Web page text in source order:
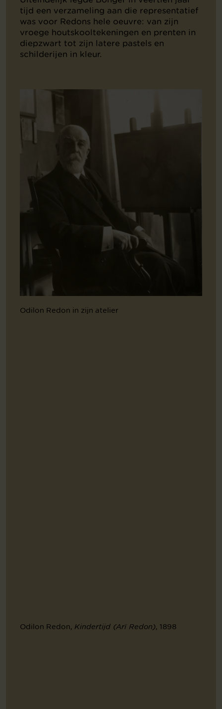
tijd een verzameling aan die representatief
was voor Redons hele oeuvre: van zijn
vroege houtskooltekeningen en prenten in
diepzwart tot zijn latere pastels en
schilderijen in kleur.
Odilon Redon in zijn atelier
Odilon Redon, Kindertijd (Arï Redon), 1898